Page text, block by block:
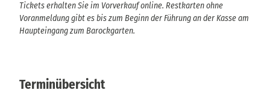
Tickets erhalten Sie im Vorverkauf online. Restkarten ohne
Voranmeldung gibt es bis zum Beginn der Führung an der Kasse am
Haupteingang zum Barockgarten.
Terminübersicht